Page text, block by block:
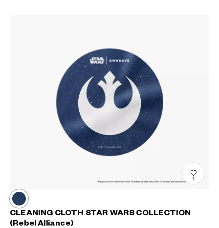
1
CLEANING CLOTH STAR WARS COLLECTION
(Rebel Alliance)